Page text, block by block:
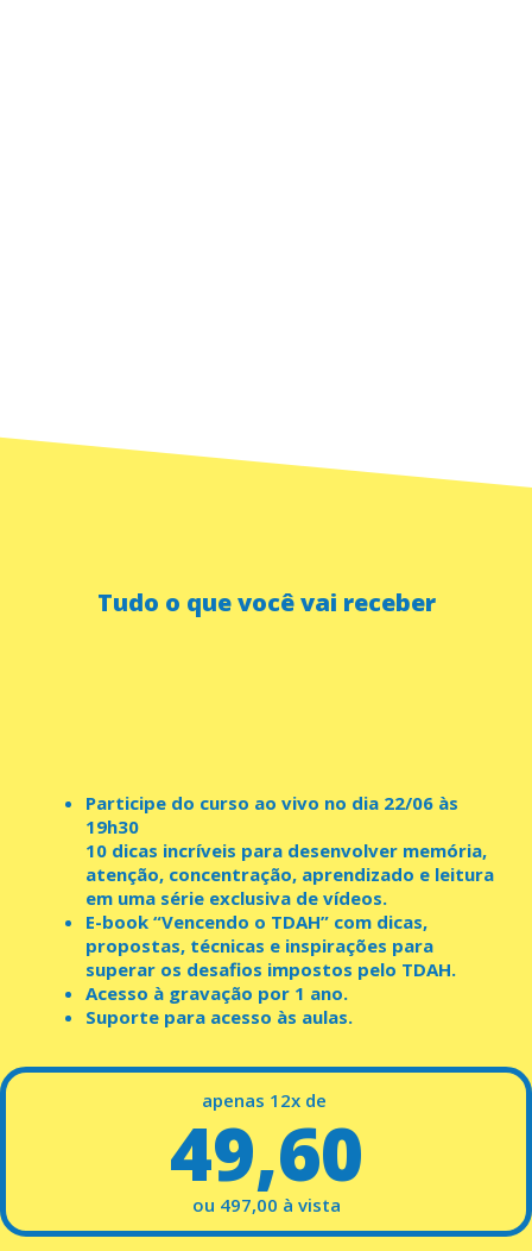
Tudo o que você vai receber
Participe do curso ao vivo no dia 22/06 às
19h30
10 dicas incríveis para desenvolver memória,
atenção, concentração, aprendizado e leitura
em uma série exclusiva de vídeos.
E-book “Vencendo o TDAH” com dicas,
propostas, técnicas e inspirações para
superar os desafios impostos pelo TDAH.
Acesso à gravação por 1 ano.
Suporte para acesso às aulas.
apenas 12x de
49,60
ou 497,00 à vista